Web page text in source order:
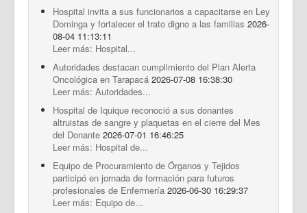
Intranet
Planificación
Gestión de Personas
Documentos Destacados
Hospital invita a sus funcionarios a capacitarse en Ley
Dominga y fortalecer el trato digno a las familias 2026-
08-04 11:13:11
Leer más: Hospital...
Autoridades destacan cumplimiento del Plan Alerta
Oncológica en Tarapacá 2026-07-08 16:38:30
Leer más: Autoridades...
Hospital de Iquique reconoció a sus donantes
altruistas de sangre y plaquetas en el cierre del Mes
del Donante 2026-07-01 16:46:25
Leer más: Hospital de...
Equipo de Procuramiento de Órganos y Tejidos
participó en jornada de formación para futuros
profesionales de Enfermería 2026-06-30 16:29:37
Leer más: Equipo de...